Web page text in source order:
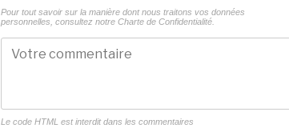
Pour tout savoir sur la manière dont nous traitons vos données
personnelles, consultez notre Charte de Confidentialité.
Le code HTML est interdit dans les commentaires